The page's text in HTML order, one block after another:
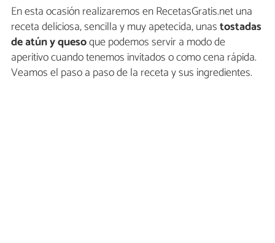
En esta ocasión realizaremos en RecetasGratis.net una
receta deliciosa, sencilla y muy apetecida, unastostadas
de atún y quesoque podemos servir a modo de
aperitivo cuando tenemos invitados o como cena rápida.
Veamos el paso a paso de la receta y sus ingredientes.